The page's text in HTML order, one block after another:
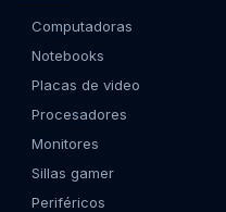
Computadoras
Notebooks
Placas de video
Procesadores
Monitores
Sillas gamer
Periféricos